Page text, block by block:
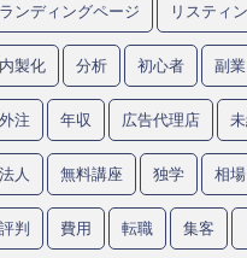
ランディングページ リスティ
内製化 分析 初心者 副業
外注 年収 広告代理店
法人 無料講座 独学 相場
評判 費用 転職 集客